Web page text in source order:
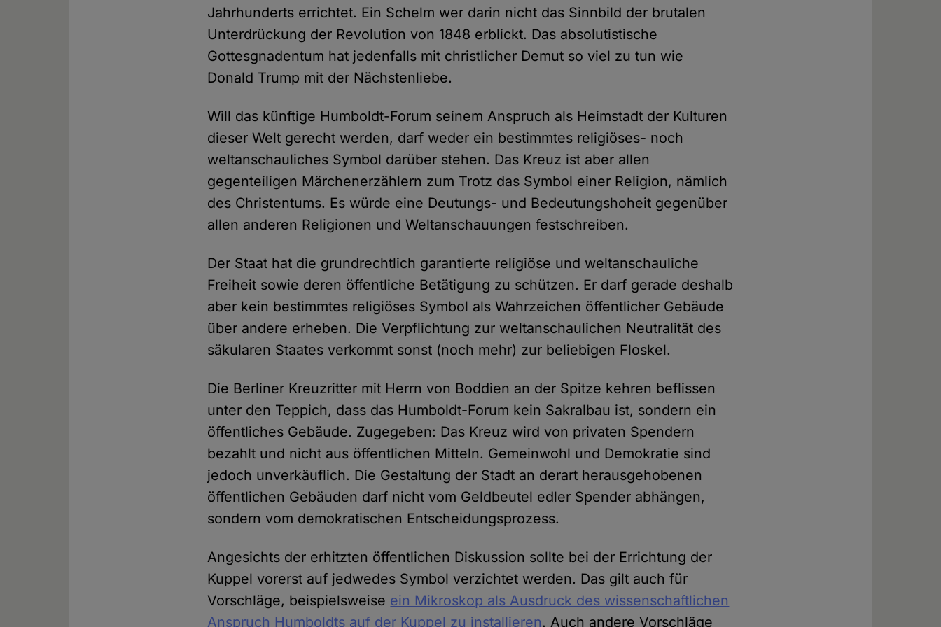
Jahrhunderts errichtet. Ein Schelm wer darin nicht das Sinnbild der brutalen
Unterdrückung der Revolution von 1848 erblickt. Das absolutistische
Gottesgnadentum hat jedenfalls mit christlicher Demut so viel zu tun wie
Donald Trump mit der Nächstenliebe.
Will das künftige Humboldt-Forum seinem Anspruch als Heimstadt der Kulturen
dieser Welt gerecht werden, darf weder ein bestimmtes religiöses- noch
weltanschauliches Symbol darüber stehen. Das Kreuz ist aber allen
gegenteiligen Märchenerzählern zum Trotz das Symbol einer Religion, nämlich
des Christentums. Es würde eine Deutungs- und Bedeutungshoheit gegenüber
allen anderen Religionen und Weltanschauungen festschreiben.
Der Staat hat die grundrechtlich garantierte religiöse und weltanschauliche
Freiheit sowie deren öffentliche Betätigung zu schützen. Er darf gerade deshalb
aber kein bestimmtes religiöses Symbol als Wahrzeichen öffentlicher Gebäude
über andere erheben. Die Verpflichtung zur weltanschaulichen Neutralität des
säkularen Staates verkommt sonst (noch mehr) zur beliebigen Floskel.
Die Berliner Kreuzritter mit Herrn von Boddien an der Spitze kehren beflissen
unter den Teppich, dass das Humboldt-Forum kein Sakralbau ist, sondern ein
öffentliches Gebäude. Zugegeben: Das Kreuz wird von privaten Spendern
bezahlt und nicht aus öffentlichen Mitteln. Gemeinwohl und Demokratie sind
jedoch unverkäuflich. Die Gestaltung der Stadt an derart herausgehobenen
öffentlichen Gebäuden darf nicht vom Geldbeutel edler Spender abhängen,
sondern vom demokratischen Entscheidungsprozess.
Angesichts der erhitzten öffentlichen Diskussion sollte bei der Errichtung der
Kuppel vorerst auf jedwedes Symbol verzichtet werden. Das gilt auch für
Vorschläge, beispielsweise ein Mikroskop als Ausdruck des wissenschaftlichen
Anspruch Humboldts auf der Kuppel zu installieren. Auch andere Vorschläge